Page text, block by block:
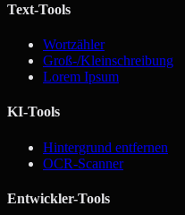
Text-Tools
Wortzähler
Groß-/Kleinschreibung
Lorem Ipsum
KI-Tools
Hintergrund entfernen
OCR-Scanner
Entwickler-Tools